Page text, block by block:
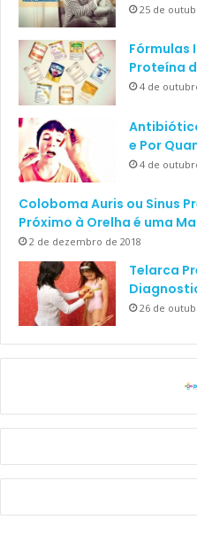
25 de
Fórmulas
Proteína
4 de
e Por
4 de
Coloboma Auris ou Sinus
Próximo à Orelha é uma
2 de dezembro de 2018
Telarca
26 de